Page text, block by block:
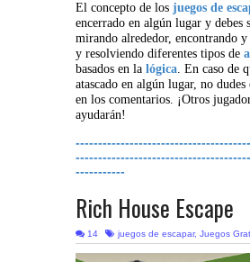
El concepto de los juegos de
encerrado en algún lugar y debes
mirando alrededor, encontrando y
y resolviendo diferentes tipos de
basados en la lógica. En caso de
atascado en algún lugar, no
en los comentarios. ¡Otros
ayudarán!
-----------
Rich House Escape
14 juegos de escapar, Juegos